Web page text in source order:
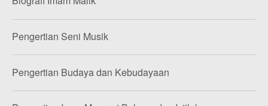
Pengertian Seni Musik
Pengertian Budaya dan Kebudayaan